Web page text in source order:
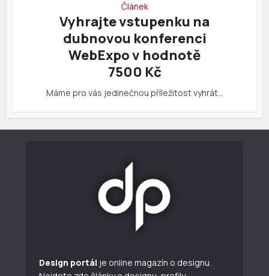
Článek
Vyhrajte vstupenku na
dubnovou konferenci
WebExpo v hodnotě
7500 Kč
Máme pro vás jedinečnou příležitost vyhrát…
Design portál je online magazín o designu.